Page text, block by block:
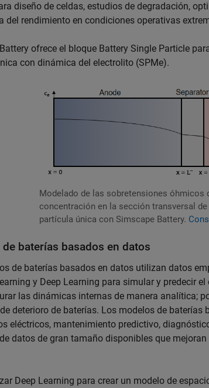
diseño de celdas, estudios de degradación,
del rendimiento en condiciones operativas
ofrece el bloque Battery Single Particle
con dinámica del electrolito (SPMe).
Modelado de las sobretensiones óhmicos
concentración en la sección transversal
partícula única con Simscape Battery.
baterías basados en datos
de baterías basados en datos utilizan datos
y Deep Learning para simular y predecir
las dinámicas internas de manera analítica;
deterioro de baterías. Los modelos de
eléctricos, mantenimiento predictivo,
datos de gran tamaño disponibles que
Deep Learning para crear un modelo de